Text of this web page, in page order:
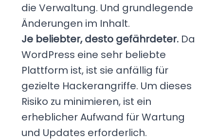
die Verwaltung. Und grundlegende
Änderungen im Inhalt.
Je beliebter, desto gefährdeter. Da
WordPress eine sehr beliebte
Plattform ist, ist sie anfällig für
gezielte Hackerangriffe. Um dieses
Risiko zu minimieren, ist ein
erheblicher Aufwand für Wartung
und Updates erforderlich.